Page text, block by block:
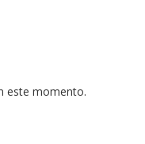
este momento.